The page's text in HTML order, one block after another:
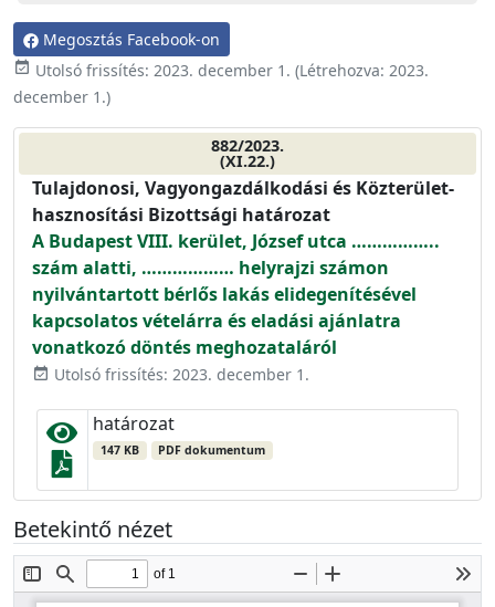
Megosztás Facebook-on
event_available Utolsó frissítés: 2023. december 1. (Létrehozva: 2023.
december 1.)
882/2023.
(XI.22.)
Tulajdonosi, Vagyongazdálkodási és Közterület-
hasznosítási Bizottsági határozat
A Budapest VIII. kerület, József utca ……………..
szám alatti, ……………… helyrajzi számon
nyilvántartott bérlős lakás elidegenítésével
kapcsolatos vételárra és eladási ajánlatra
vonatkozó döntés meghozataláról
event_available Utolsó frissítés: 2023. december 1.
határozat
147 KB PDF dokumentum
Betekintő nézet